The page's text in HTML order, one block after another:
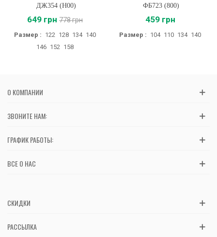
ДЖ354 (H00)
649 грн 778 грн
Размер : 122 128 134 140
146 152 158
ФБ723 (800)
459 грн
Размер : 104 110 134 140
О КОМПАНИИ
ЗВОНИТЕ НАМ:
ГРАФИК РАБОТЫ:
ВСЕ О НАС
СКИДКИ
РАССЫЛКА